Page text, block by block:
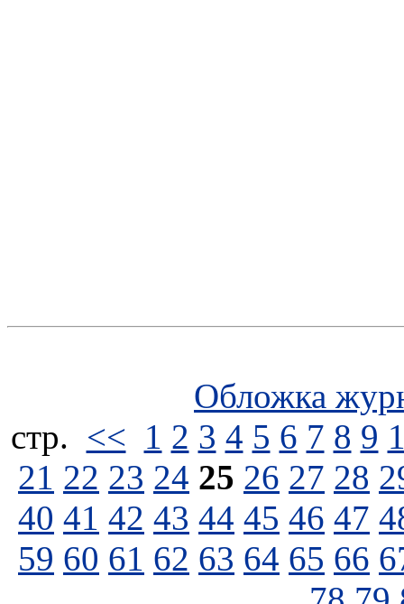
Обложка
стp. << 1 2 3 4 5 6 7 8 9
21 22 23 24 25 26 27 28
40 41 42 43 44 45 46 47
59 60 61 62 63 64 65 66